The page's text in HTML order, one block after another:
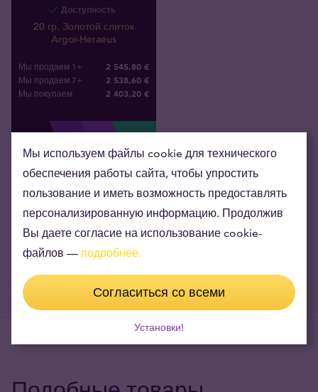
Доступность
20 гр. Золотой слиток
Argor-Heraeus
Мы продаем 1+ 2 545,80 €
Мы продаем 7+ 2 538,60 €
Мы покупаем 2 403,20 €
Слитки данного веса подойдут как для подарка, так
и для инвестирования.
Мы используем файлы cookie для технического
обеспечения работы сайта, чтобы упростить
пользование и иметь возможность предоставлять
персонализированную информацию. Продолжив
Вы даете согласие на использование cookie-
файлов — подробнее.
Согласиться со всеми
Установки!